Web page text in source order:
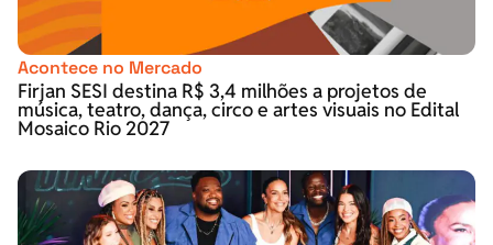
Acontece no Mercado
Firjan SESI destina R$ 3,4 milhões a projetos de
música, teatro, dança, circo e artes visuais no Edital
Mosaico Rio 2027